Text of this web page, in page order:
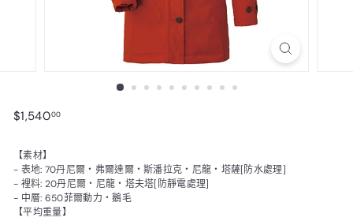
$1,54000$1,540.00
【素材】
- 表地: 70丹尼爾・弗爾達爾・斯潘拉克・尼龍・塔薩[防水處理]
- 裡料: 20丹尼爾・尼龍・塔夫塔[防靜電處理]
- 中層: 650菲爾動力・鵝毛
【平均重量】